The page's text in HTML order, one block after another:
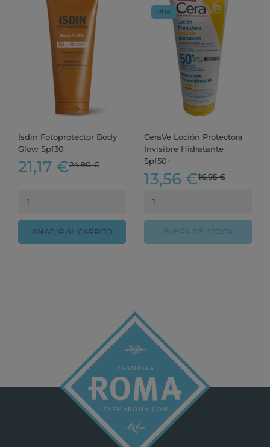
Isdin Fotoprotector Body
Glow Spf30
21,17 €24,90 €
AÑADIR AL CARRITO
CeraVe Loción Protectora
Invisibre Hidratante
Spf50+
13,56 €16,95 €
FUERA DE STOCK
-20%